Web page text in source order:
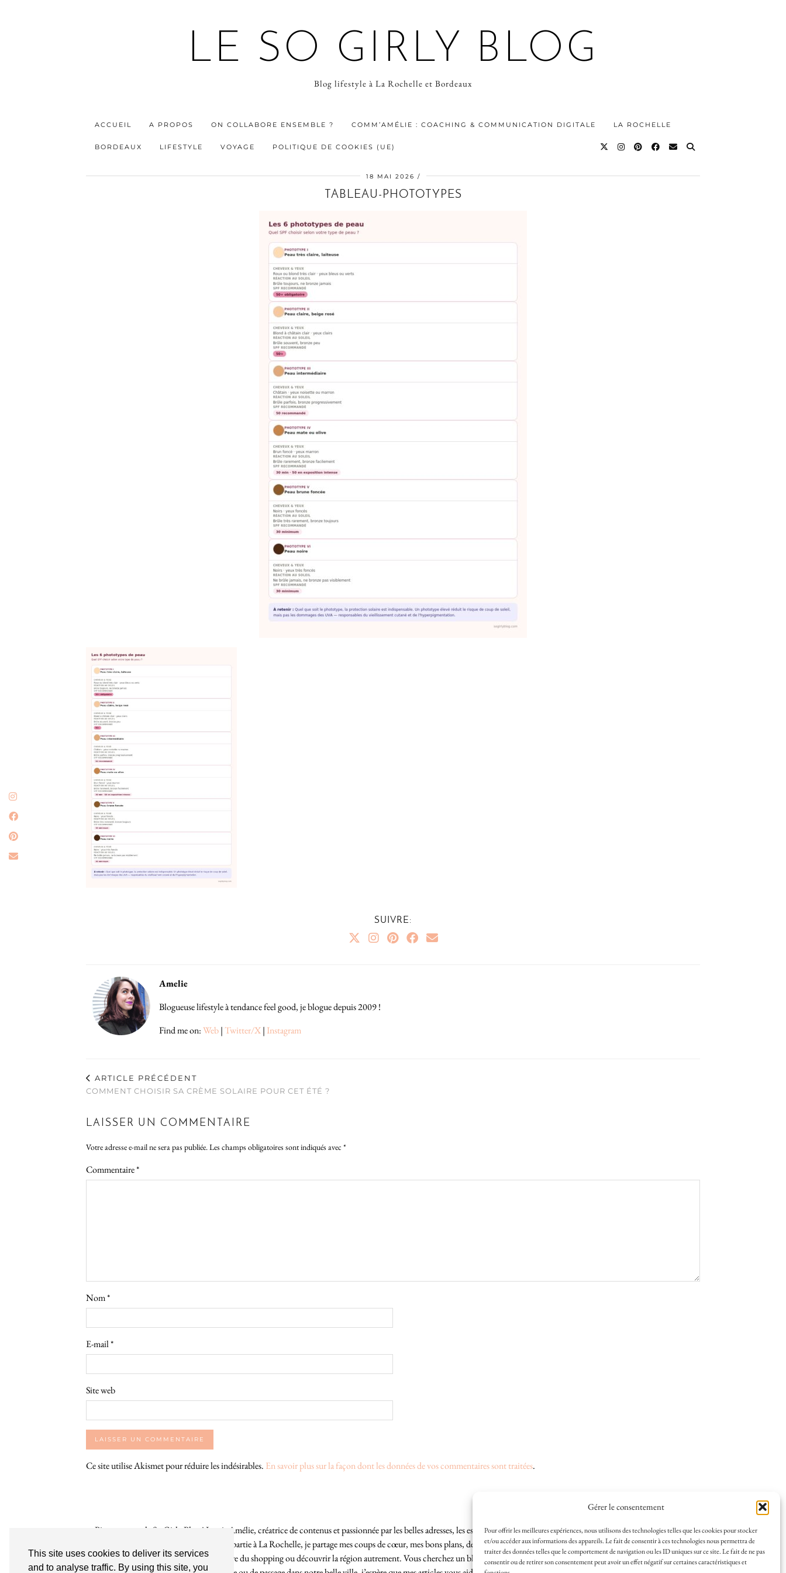
This site uses cookies to deliver its services
and to analyse traffic. By using this site, you
Gérer le consentement
Pour offrir les meilleures expériences, nous utilisons des technologies telles que les cookies pour stocker
et/ou accéder aux informations des appareils. Le fait de consentir à ces technologies nous permettra de
traiter des données telles que le comportement de navigation ou les ID uniques sur ce site. Le fait de ne pas
consentir ou de retirer son consentement peut avoir un effet négatif sur certaines caractéristiques et
LE SO GIRLY BLOG
Blog lifestyle à La Rochelle et Bordeaux
ACCUEIL A PROPOS ON COLLABORE ENSEMBLE ? COMM’AMÉLIE : COACHING & COMMUNICATION DIGITALE LA ROCHELLE
BORDEAUX LIFESTYLE VOYAGE POLITIQUE DE COOKIES (UE)
18 MAI 2026
TABLEAU-PHOTOTYPES
SUIVRE:
Amelie
Blogueuse lifestyle à tendance feel good, je blogue depuis 2009 !
Find me on:Web|Twitter/X| Instagram
ARTICLE PRÉCÉDENT
COMMENT CHOISIR SA CRÈME SOLAIRE POUR CET ÉTÉ ?
LAISSER UN COMMENTAIRE
Votre adresse e-mail ne sera pas publiée.Les champs obligatoires sont indiqués avec *
Commentaire*
Nom*
E-mail*
Site web
Ce site utilise Akismet pour réduire les indésirables. En savoir plus sur la façon dont les données de vos commentaires sont traitées.
Bienvenue sur le So Girly Blog ! Je suis Amélie, créatrice de contenus et passionnée par les belles adresses, les escapades locales et la vie à La Rochelle, où je vis depuis plusieurs
années. À travers ce blog dédié en grande partie à La Rochelle, je partage mes coups de cœur, mes bons plans, des idées de sorties en solo ou à plusieurs, et mes meilleures adresses
rochelaises pour bruncher, se balader, faire du shopping ou découvrir la région autrement. Vous cherchez un blog lifestyle à La Rochelle, tenu par une locale ? Vous êtes au bon